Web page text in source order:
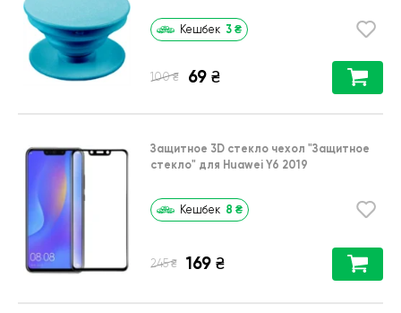
Кешбек 3 ₴
100 ₴ 69 ₴
Защитное 3D стекло чехол "Защитное
стекло" для Huawei Y6 2019
Кешбек 8 ₴
245 ₴ 169 ₴